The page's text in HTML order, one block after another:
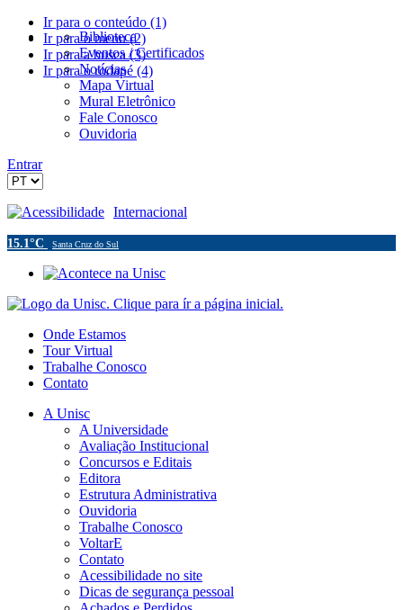
Ir para o conteúdo (1)
Ir para o menu (2)
Ir para a busca (3)
Ir para o rodapé (4)
Biblioteca
Eventos / Certificados
Notícias
Mapa Virtual
Mural Eletrônico
Fale Conosco
Ouvidoria
Entrar
Acessibilidade Internacional
15.1°C Santa Cruz do Sul
Onde Estamos
Tour Virtual
Trabalhe Conosco
Contato
A Unisc
A Universidade
Avaliação Institucional
Concursos e Editais
Editora
Estrutura Administrativa
Ouvidoria
Trabalhe Conosco
VoltarE
Contato
Acessibilidade no site
Dicas de segurança pessoal